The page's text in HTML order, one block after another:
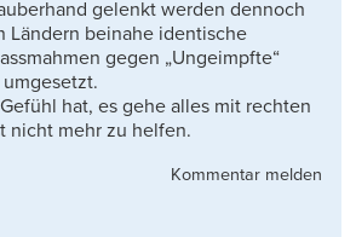
gelenkt werden dennoch
Ländern beinahe identische
gegen „Ungeimpfte“
hat, es gehe alles mit rechten
nicht mehr zu helfen.
Kommentar melden